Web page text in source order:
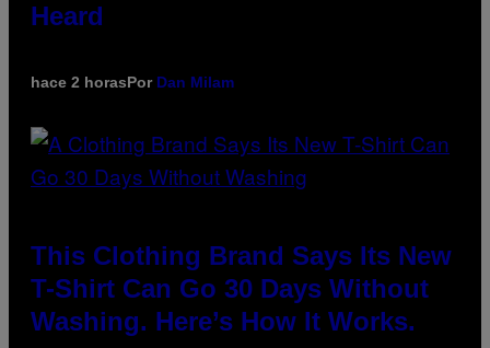
Heard
hace 2 horasPor Dan Milam
This Clothing Brand Says Its New
T-Shirt Can Go 30 Days Without
Washing. Here’s How It Works.